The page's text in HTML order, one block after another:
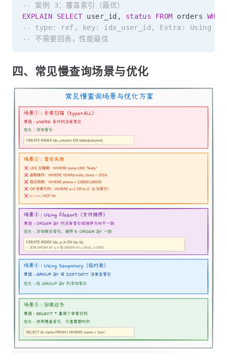
-- 案例 3：覆盖索引（最优）
EXPLAIN
SELECT user_id , status FROM orders
-- type: ref, key: idx_user_id, Extra: Using
-- 不需要回表，性能最佳
四、常见慢查询场景与优化